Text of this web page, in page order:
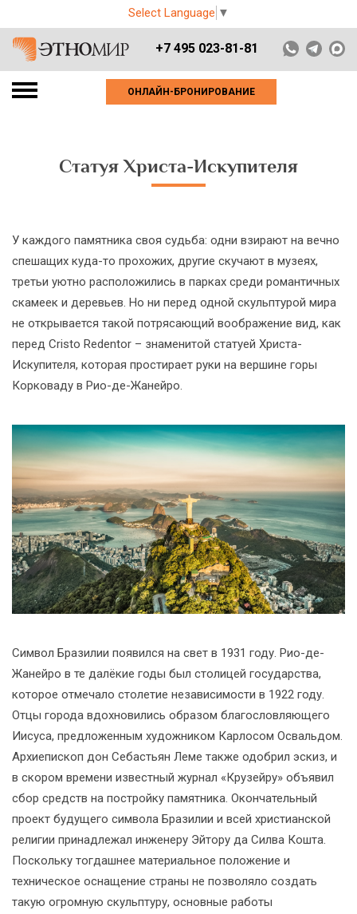
Select Language ▼
+7 495 023-81-81
ОНЛАЙН-БРОНИРОВАНИЕ
Статуя Христа-Искупителя
У каждого памятника своя судьба: одни взирают на вечно
спешащих куда-то прохожих, другие скучают в музеях,
третьи уютно расположились в парках среди романтичных
скамеек и деревьев. Но ни перед одной скульптурой мира
не открывается такой потрясающий воображение вид, как
перед Cristo Redentor – знаменитой статуей Христа-
Искупителя, которая простирает руки на вершине горы
Корковаду в Рио-де-Жанейро.
Символ Бразилии появился на свет в 1931 году. Рио-де-
Жанейро в те далёкие годы был столицей государства,
которое отмечало столетие независимости в 1922 году.
Отцы города вдохновились образом благословляющего
Иисуса, предложенным художником Карлосом Освальдом.
Архиепископ дон Себастьян Леме также одобрил эскиз, и
в скором времени известный журнал «Крузейру» объявил
сбор средств на постройку памятника. Окончательный
проект будущего символа Бразилии и всей христианской
религии принадлежал инженеру Эйтору да Силва Кошта.
Поскольку тогдашнее материальное положение и
техническое оснащение страны не позволяло создать
такую огромную скульптуру, основные работы